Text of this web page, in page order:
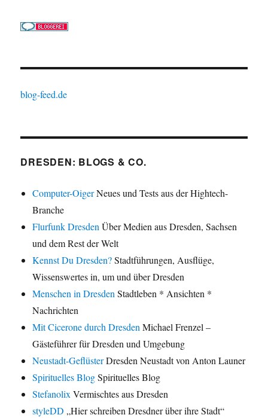
blog-feed.de
DRESDEN: BLOGS & CO.
Computer-OigerNeues und Tests aus der Hightech-
Branche
Flurfunk Dresden Über Medien aus Dresden, Sachsen
und dem Rest der Welt
Kennst Du Dresden?Stadtführungen, Ausflüge,
Wissenswertes in, um und über Dresden
Menschen in Dresden Stadtleben * Ansichten *
Nachrichten
Mit Cicerone durch Dresden Michael Frenzel –
Gästeführer für Dresden und Umgebung
Neustadt-GeflüsterDresden Neustadt von Anton Launer
Spirituelles BlogSpirituelles Blog
Stefanolix Vermischtes aus Dresden
styleDD „Hier schreiben Dresdner über ihre Stadt“